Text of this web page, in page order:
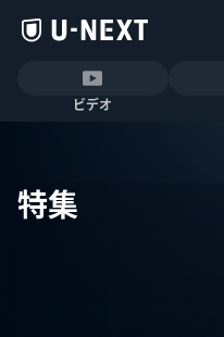
ビデオ
特集